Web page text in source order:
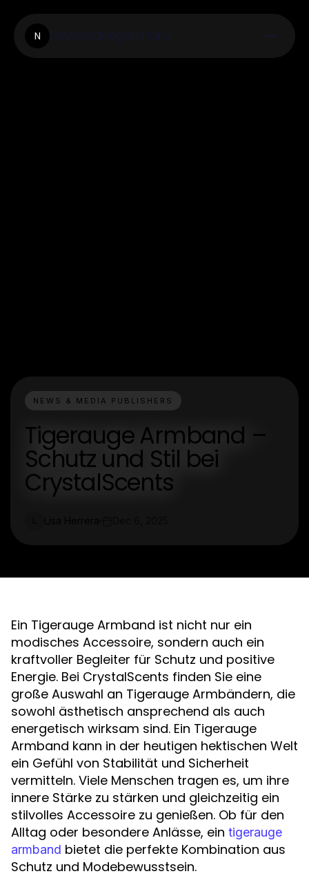
N
NEWS & MEDIA PUBLISHERS
Tigerauge Armband –
Schutz und Stil bei
CrystalScents
Ein Tigerauge Armband ist nicht nur ein
modisches Accessoire, sondern auch ein
kraftvoller Begleiter für Schutz und positive
Energie. Bei CrystalScents finden Sie eine
große Auswahl an Tigerauge Armbändern, die
sowohl ästhetisch ansprechend als auch
energetisch wirksam sind. Ein Tigerauge
Armband kann in der heutigen hektischen Welt
ein Gefühl von Stabilität und Sicherheit
vermitteln. Viele Menschen tragen es, um ihre
innere Stärke zu stärken und gleichzeitig ein
stilvolles Accessoire zu genießen. Ob für den
Alltag oder besondere Anlässe, ein tigerauge
armband bietet die perfekte Kombination aus
Schutz und Modebewusstsein.